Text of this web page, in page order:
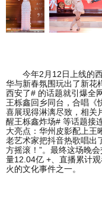
今年2月12日上线的
华与新春氛围玩出了新花
西安了# 的话题就引爆全
王栎鑫回乡同台，合唱《
喜展现得淋漓尽致，相关
醒王栎鑫炸场# 等话题接
大亮点：华州皮影配上王
老艺术家把抖音热歌唱出
方摇滚！”。最终这场晚
量12.04亿 +、直播累计
火的文化事件之一。